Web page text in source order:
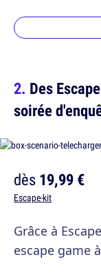
Des
soirée
dès19,99 €
Escape-kit
Grâce à
escape game